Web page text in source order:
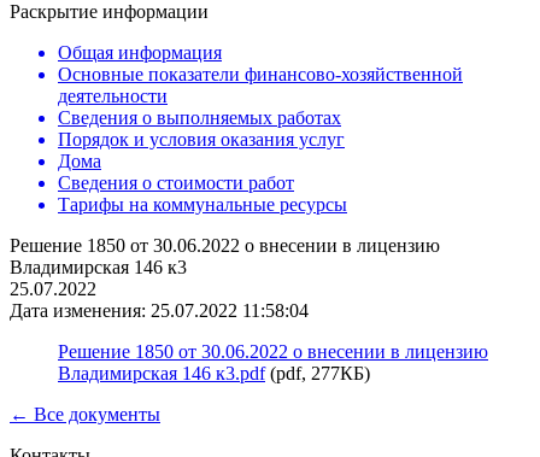
Раскрытие информации
Общая информация
Основные показатели финансово-хозяйственной
деятельности
Сведения о выполняемых работах
Порядок и условия оказания услуг
Дома
Сведения о стоимости работ
Тарифы на коммунальные ресурсы
Решение 1850 от 30.06.2022 о внесении в лицензию
Владимирская 146 к3
25.07.2022
Дата изменения: 25.07.2022 11:58:04
Решение 1850 от 30.06.2022 о внесении в лицензию
Владимирская 146 к3.pdf(pdf, 277КБ)
← Все документы